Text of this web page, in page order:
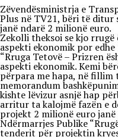
Zëvendësministrja e
Plus në TV21, bëri të ditur
janë ndarë 2 milionë euro.
Zekolli theksoi se kjo rrugë
aspekti ekonomik por
“Rruga Tetovë – Prizren
aspekti ekonomik. Kemi
përpara me hapa, në
memorandum
kishte lëvizur asnjë hap
arritur ta kalojmë fazën e
projekt 2 milionë euro
Ndërmarrjes Publike
tenderit për projektin